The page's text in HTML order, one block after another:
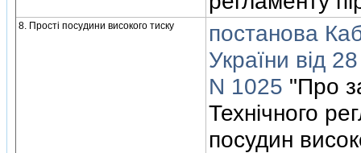
8. Простi посудини високого тиску
постанова
України вiд
N 1025 "Про
Технiчного
посудин